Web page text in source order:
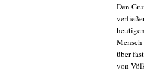
Den
über
von